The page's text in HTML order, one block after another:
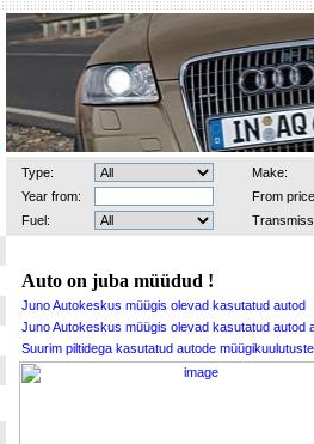
Type:
Make:
Year from:
From
Fuel:
Auto on juba müüdud !
Juno Autokeskus müügis olevad kasutatud autod
Juno Autokeskus müügis olevad kasutatud autod
Suurim piltidega kasutatud autode